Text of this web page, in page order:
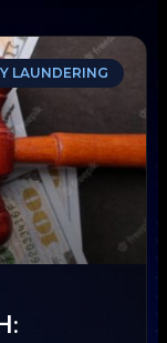
LAUNDERING